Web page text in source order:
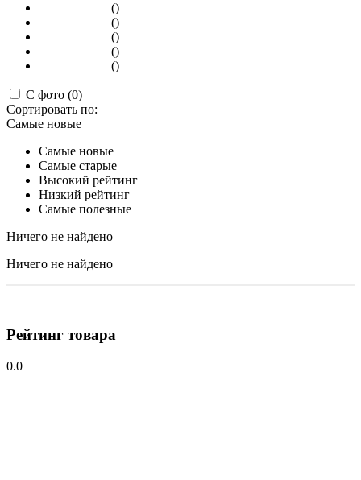
()
()
()
()
()
С фото (0)
Сортировать по:
Самые новые
Самые новые
Самые старые
Высокий рейтинг
Низкий рейтинг
Самые полезные
Ничего не найдено
Ничего не найдено
Рейтинг товара
0.0